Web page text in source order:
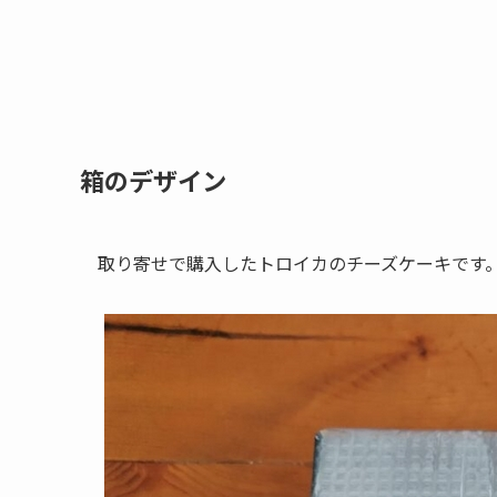
箱のデザイン
取り寄せで購入したトロイカのチーズケーキです